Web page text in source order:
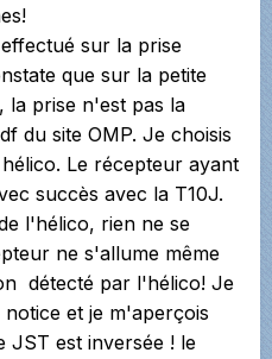
sur la prise
que sur la petite
la prise n'est pas la
du site OMP. Je choisis
Le récepteur ayant
succès avec la T10J.
l'hélico, rien ne se
ne s'allume même
détecté par l'hélico! Je
et je m'aperçois
JST est inversée ! le